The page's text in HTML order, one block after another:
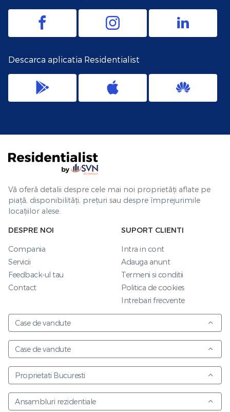
Descarca aplicatia Residentialist
Vă oferă detalii despre cele mai noi proprietăți aflate pe
piață, disponibilități, prețuri sau despre împrejurimile
locațiilor alese.
DESPRE NOI
Compania
Servicii
Feedback-ul tau
Contact
SUPORT CLIENTI
Intra in cont
Adauga anunt
Termeni si conditii
Politica de cookies
Intrebari frecvente
Case de vandute
Case de vandute
Proprietati Bucuresti
Ansambluri rezidentiale